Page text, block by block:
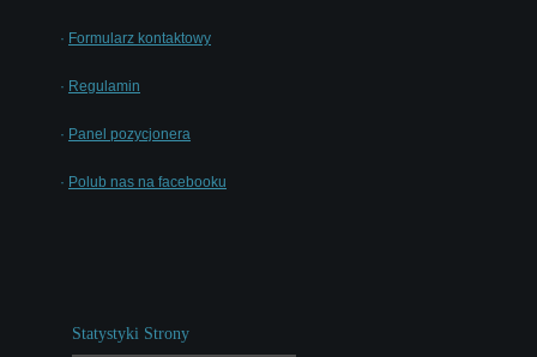
· Formularz kontaktowy
· Regulamin
· Panel pozycjonera
· Polub nas na facebooku
Statystyki Strony